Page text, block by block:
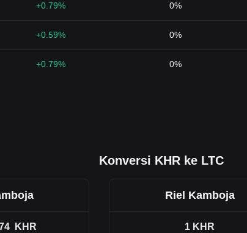
+0.79% 0%
+0.59% 0%
+0.79% 0%
Konversi KHR ke LTC
KHR
Riel Kamboja
1 KHR